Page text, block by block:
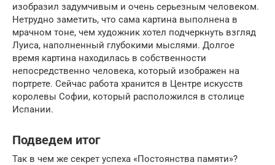
изобразил задумчивым и очень серьезным человеком.
Нетрудно заметить, что сама картина выполнена в
мрачном тоне, чем художник хотел подчеркнуть взгляд
Луиса, наполненный глубокими мыслями. Долгое
время картина находилась в собственности
непосредственно человека, который изображен на
портрете. Сейчас работа хранится в Центре искусств
королевы Софии, который расположился в столице
Испании.
Подведем итог
Так в чем же секрет успеха «Постоянства памяти»?